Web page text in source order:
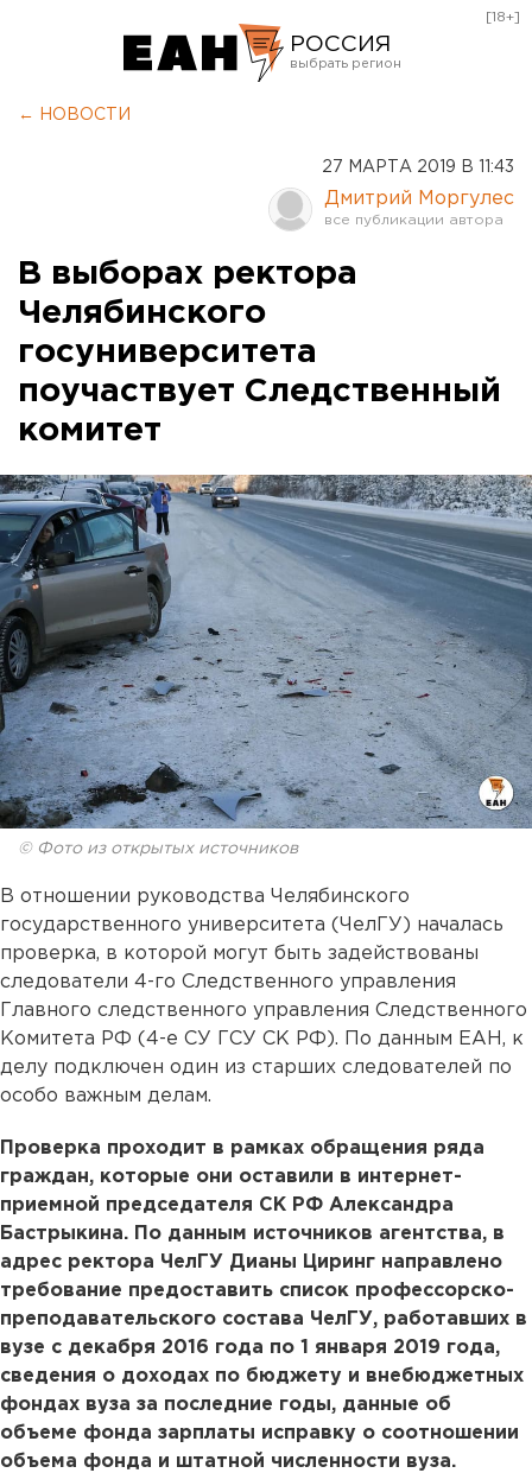
РОССИЯ
Оренбург
[18+]
← НОВОСТИ
27 МАРТА 2019 В 11:43
Дмитрий Моргулес
В выборах ректора
Челябинского
госуниверситета
поучаствует Следственный
комитет
© Фото из открытых источников
В отношении руководства Челябинского
государственного университета (ЧелГУ) началась
проверка, в которой могут быть задействованы
следователи 4-го Следственного управления
Главного следственного управления Следственного
Комитета РФ (4-е СУ ГСУ СК РФ). По данным ЕАН, к
делу подключен один из старших следователей по
особо важным делам.
Проверка проходит в рамках обращения ряда
граждан, которые они оставили в интернет-
приемной председателя СК РФ Александра
Бастрыкина. По данным источников агентства, в
адрес ректора ЧелГУ Дианы Циринг направлено
требование предоставить список профессорско-
преподавательского состава ЧелГУ, работавших в
вузе с декабря 2016 года по 1 января 2019 года,
сведения о доходах по бюджету и внебюджетных
фондах вуза за последние годы, данные об
объеме фонда зарплаты исправку о соотношении
объема фонда и штатной численности вуза.